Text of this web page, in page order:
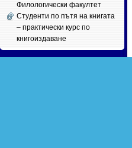
Филологически факултет
Студенти по пътя на книгата
– практически курс по
книгоиздаване